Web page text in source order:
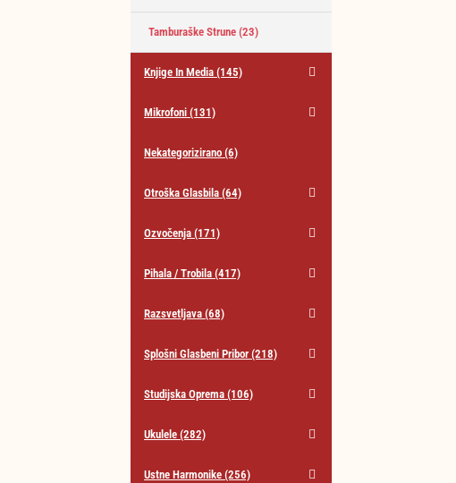
Tamburaške Strune(23)
Knjige In Media(145)
Mikrofoni(131)
Nekategorizirano(6)
Otroška Glasbila(64)
Ozvočenja(171)
Pihala / Trobila(417)
Razsvetljava(68)
Splošni Glasbeni Pribor(218)
Studijska Oprema(106)
Ukulele(282)
Ustne Harmonike(256)